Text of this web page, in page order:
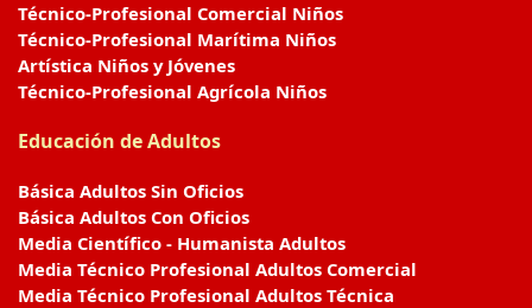
Técnico-Profesional Comercial Niños
Técnico-Profesional Marítima Niños
Artística Niños y Jóvenes
Técnico-Profesional Agrícola Niños
Educación de Adultos
Básica Adultos Sin Oficios
Básica Adultos Con Oficios
Media Científico - Humanista Adultos
Media Técnico Profesional Adultos Comercial
Media Técnico Profesional Adultos Técnica